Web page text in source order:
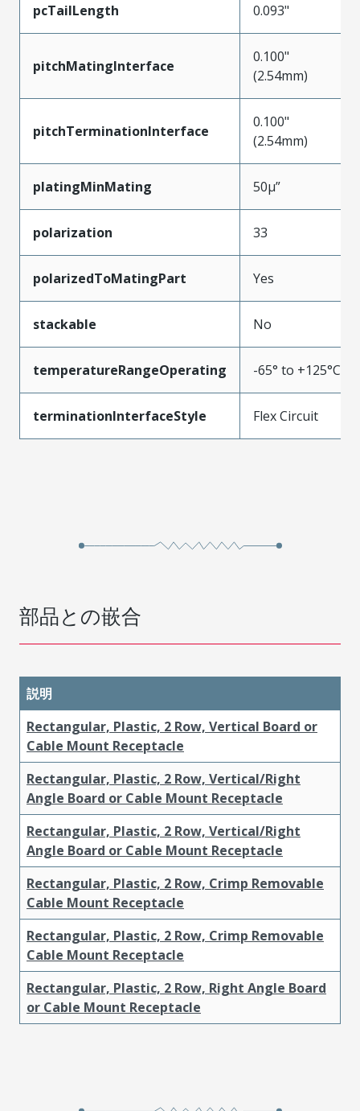
pcTailLength 0.093"
pitchMatingInterface
0.100"
(2.54mm)
pitchTerminationInterface
0.100"
(2.54mm)
platingMinMating 50µ”
polarization 33
polarizedToMatingPart Yes
stackable No
temperatureRangeOperating -65° to +125°C
terminationInterfaceStyle Flex Circuit
部品との嵌合
説明
Rectangular, Plastic, 2 Row, Vertical Board or
Cable Mount Receptacle
Rectangular, Plastic, 2 Row, Vertical/Right
Angle Board or Cable Mount Receptacle
Rectangular, Plastic, 2 Row, Vertical/Right
Angle Board or Cable Mount Receptacle
Rectangular, Plastic, 2 Row, Crimp Removable
Cable Mount Receptacle
Rectangular, Plastic, 2 Row, Crimp Removable
Cable Mount Receptacle
Rectangular, Plastic, 2 Row, Right Angle Board
or Cable Mount Receptacle